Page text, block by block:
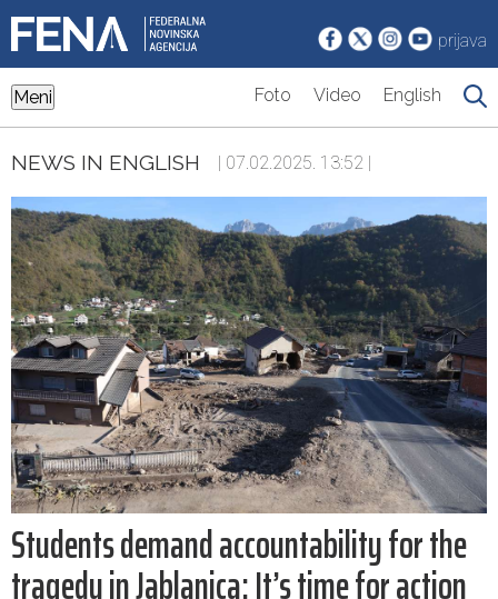
prijava
Meni Foto Video English
NEWS IN ENGLISH | 07.02.2025. 13:52 |
Students demand accountability for the
tragedy in Jablanica: It’s time for action